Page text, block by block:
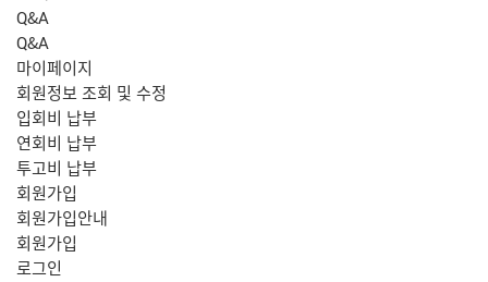
Q&A
Q&A
마이페이지
회원정보 조회 및 수정
입회비 납부
연회비 납부
투고비 납부
회원가입
회원가입안내
회원가입
로그인